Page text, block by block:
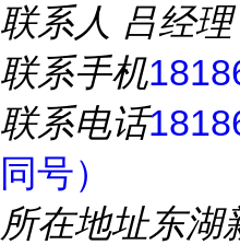
联系人 吕经理
联系手机
联系电话
同号）
所在地址东湖